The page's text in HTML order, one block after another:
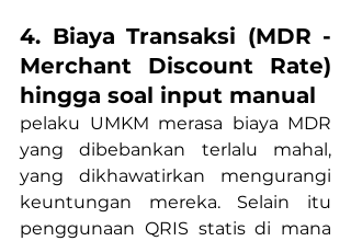
4. Biaya Transaksi (MDR -
Merchant Discount Rate)
hingga soal input manual
pelaku UMKM merasa biaya MDR
yang dibebankan terlalu mahal,
yang dikhawatirkan mengurangi
keuntungan mereka. Selain itu
penggunaan QRIS statis di mana